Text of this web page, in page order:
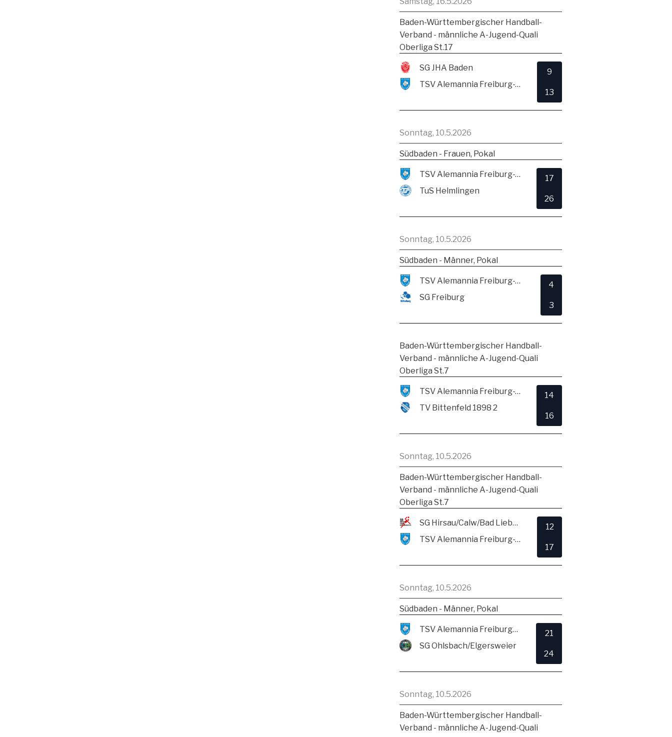
Baden-Württembergischer Handball-
Verband - männliche A-Jugend-Quali
Oberliga St.17
SG JHA Baden
TSV Alemannia Freiburg-Zähringen
9
13
Sonntag, 10.5.2026
Südbaden - Frauen, Pokal
TSV Alemannia Freiburg-Zähringen
TuS Helmlingen
17
26
Sonntag, 10.5.2026
Südbaden - Männer, Pokal
TSV Alemannia Freiburg-Zähringen
SG Freiburg
4
3
Baden-Württembergischer Handball-
Verband - männliche A-Jugend-Quali
Oberliga St.7
TSV Alemannia Freiburg-Zähringen
TV Bittenfeld 1898 2
14
16
Sonntag, 10.5.2026
Baden-Württembergischer Handball-
Verband - männliche A-Jugend-Quali
Oberliga St.7
SG Hirsau/Calw/Bad Liebenzell
TSV Alemannia Freiburg-Zähringen
12
17
Sonntag, 10.5.2026
Südbaden - Männer, Pokal
TSV Alemannia Freiburg-Zähringen
SG Ohlsbach/Elgersweier
21
24
Sonntag, 10.5.2026
Baden-Württembergischer Handball-
Verband - männliche A-Jugend-Quali